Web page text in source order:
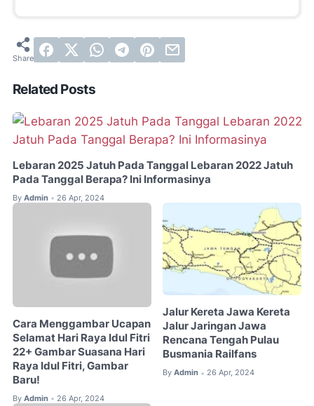
Related Posts
Lebaran 2025 Jatuh Pada Tanggal Lebaran 2022 Jatuh
Pada Tanggal Berapa? Ini Informasinya
By Admin • 26 Apr, 2024
Cara Menggambar Ucapan
Selamat Hari Raya Idul Fitri
22+ Gambar Suasana Hari
Raya Idul Fitri, Gambar
Baru!
By Admin • 26 Apr, 2024
Jalur Kereta Jawa Kereta
Jalur Jaringan Jawa
Rencana Tengah Pulau
Busmania Railfans
By Admin • 26 Apr, 2024